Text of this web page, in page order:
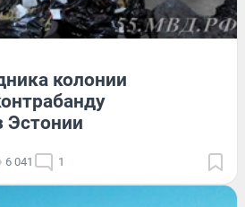
колонии
Эстонии
6 041 1